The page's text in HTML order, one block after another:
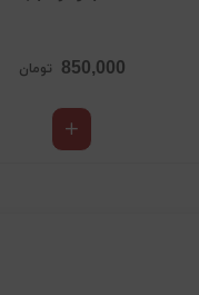
850,000 تومان